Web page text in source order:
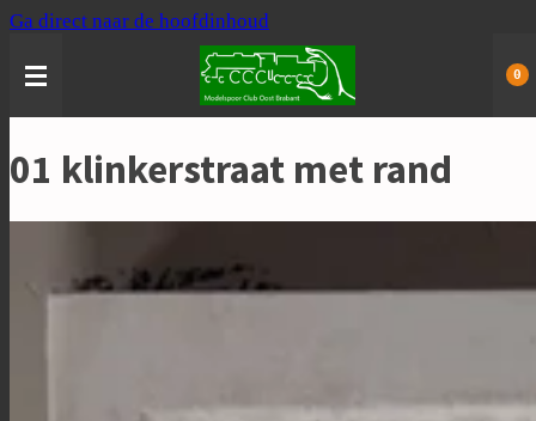
Ga direct naar de hoofdinhoud
0
01 klinkerstraat met rand